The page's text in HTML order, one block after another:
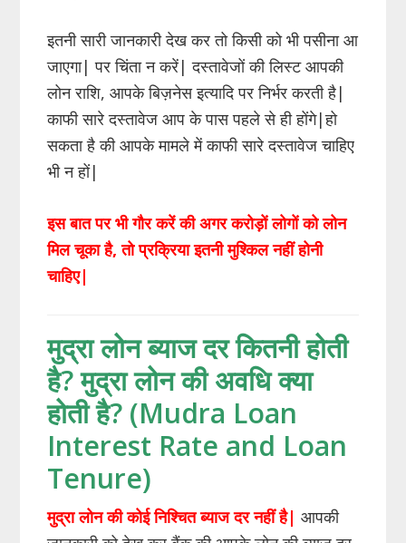
इतनी सारी जानकारी देख कर तो किसी को भी पसीना आ
जाएगा| पर चिंता न करें| दस्तावेजों की लिस्ट आपकी
लोन राशि, आपके बिज़नेस इत्यादि पर निर्भर करती है|
काफी सारे दस्तावेज आप के पास पहले से ही होंगे|हो
सकता है की आपके मामले में काफी सारे दस्तावेज चाहिए
भी न हों|
इस बात पर भी गौर करें की अगर करोड़ों लोगों को लोन
मिल चूका है, तो प्रक्रिया इतनी मुश्किल नहीं होनी
चाहिए|
मुद्रा लोन ब्याज दर कितनी होती
है? मुद्रा लोन की अवधि क्या
होती है? (Mudra Loan
Interest Rate and Loan
Tenure)
मुद्रा लोन की कोई निश्चित ब्याज दर नहीं है| आपकी